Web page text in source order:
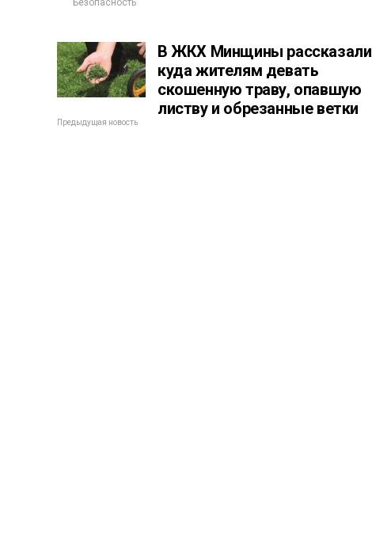
Безопасность
В ЖКХ Минщины рассказали
куда жителям девать
скошенную траву, опавшую
листву и обрезанные ветки
Предыдущая новость